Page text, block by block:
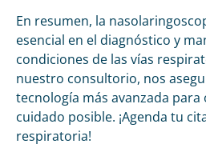
En resumen, la
esencial en el diagnóstico y
condiciones de las vías
nuestro consultorio, nos
tecnología más avanzada
cuidado posible. ¡Agenda tu
respiratoria!